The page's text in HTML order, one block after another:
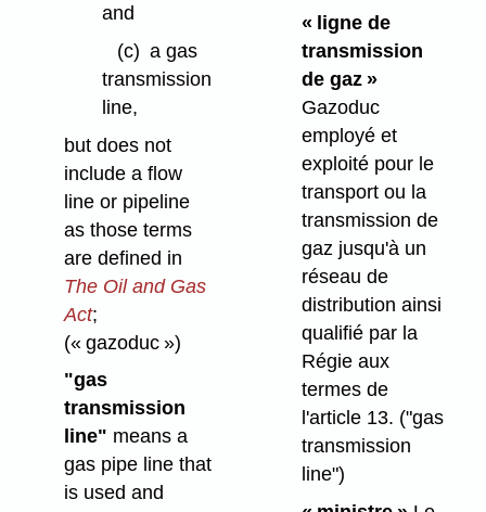
and
(c) a gas
transmission
line,
but does not
include a flow
line or pipeline
as those terms
are defined in
The Oil and Gas
Act;
(« gazoduc »)
"gas
transmission
line" means a
gas pipe line that
is used and
« ligne de
transmission
de gaz »
Gazoduc
employé et
exploité pour le
transport ou la
transmission de
gaz jusqu'à un
réseau de
distribution ainsi
qualifié par la
Régie aux
termes de
l'article 13. ("gas
transmission
line")